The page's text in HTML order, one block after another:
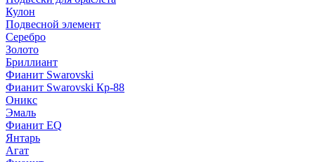
Кулон
Подвесной элемент
Серебро
Золото
Бриллиант
Фианит Swarovski
Фианит Swarovski Кр-88
Оникс
Эмаль
Фианит EQ
Янтарь
Агат